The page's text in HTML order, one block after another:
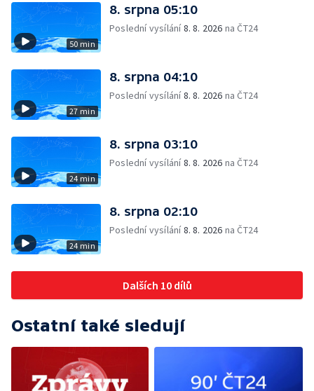
50 min
8. srpna 05:10
Poslední vysílání8. 8. 2026 na ČT24
27 min
8. srpna 04:10
Poslední vysílání8. 8. 2026 na ČT24
24 min
8. srpna 03:10
Poslední vysílání8. 8. 2026 na ČT24
24 min
8. srpna 02:10
Poslední vysílání8. 8. 2026 na ČT24
Dalších 10 dílů
Ostatní také sledují